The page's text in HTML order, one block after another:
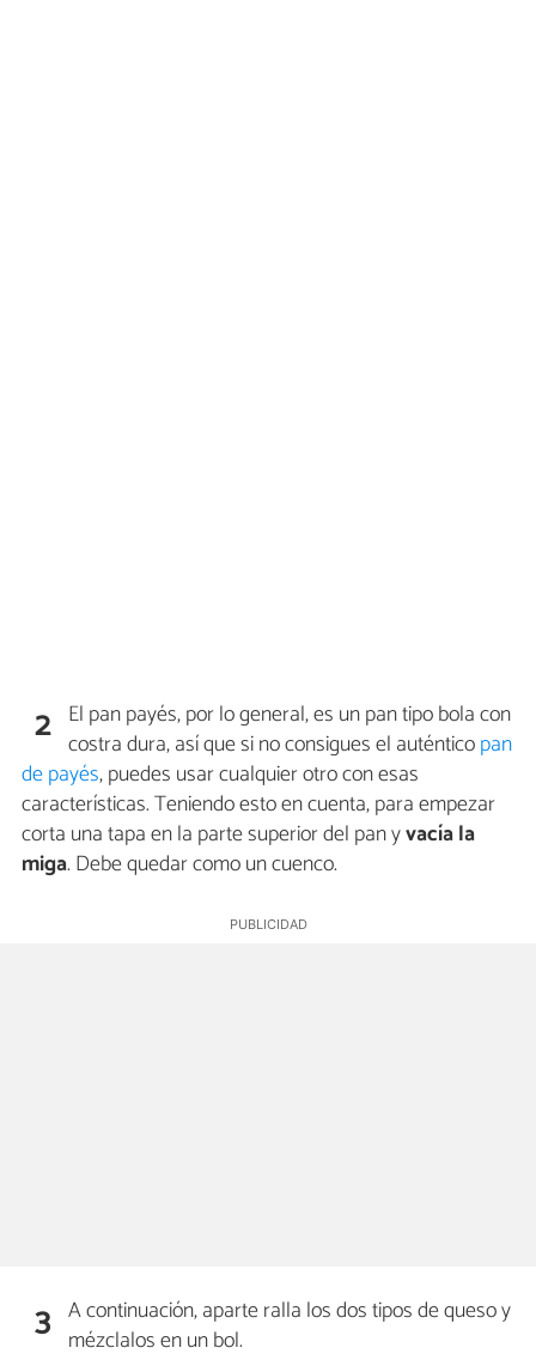
2 El pan payés, por lo general, es un pan tipo bola con
costra dura, así que si no consigues el auténticopan
de payés, puedes usar cualquier otro con esas
características. Teniendo esto en cuenta, para empezar
corta una tapa en la parte superior del pan yvacía la
miga. Debe quedar como un cuenco.
3 A continuación, aparte ralla los dos tipos de queso y
mézclalos en un bol.